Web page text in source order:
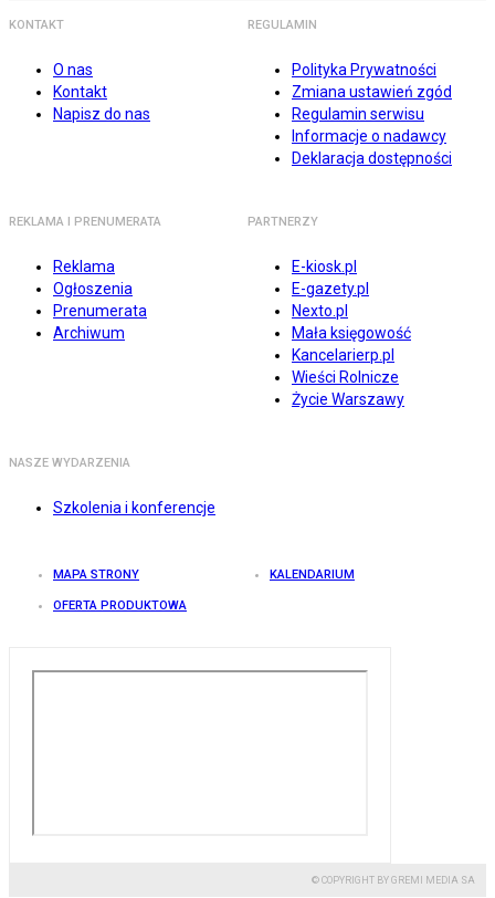
KONTAKT
O nas
Kontakt
Napisz do nas
REGULAMIN
Polityka Prywatności
Zmiana ustawień zgód
Regulamin serwisu
Informacje o nadawcy
Deklaracja dostępności
REKLAMA I PRENUMERATA
Reklama
Ogłoszenia
Prenumerata
Archiwum
PARTNERZY
E-kiosk.pl
E-gazety.pl
Nexto.pl
Mała księgowość
Kancelarierp.pl
Wieści Rolnicze
Życie Warszawy
NASZE WYDARZENIA
Szkolenia i konferencje
MAPA STRONY KALENDARIUM
OFERTA PRODUKTOWA
© COPYRIGHT BY GREMI MEDIA SA